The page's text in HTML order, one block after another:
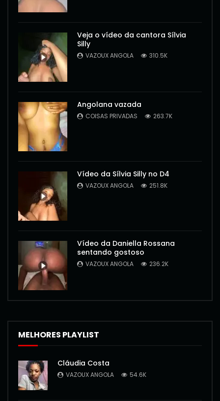
Veja o vídeo da cantora Sílvia
Silly
VAZOUX ANGOLA 310.5K
Angolana vazada
COISAS PRIVADAS 263.7K
Vídeo da Sílvia Silly no D4
VAZOUX ANGOLA 251.8K
Vídeo da Daniella Rossana
sentando gostoso
VAZOUX ANGOLA 236.2K
MELHORES PLAYLIST
Cláudia Costa
VAZOUX ANGOLA 54.6K